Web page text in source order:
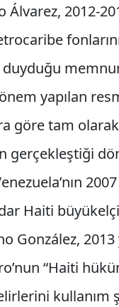
Álvarez, 2012-
yapılan
göre tam
gerçekleştiği
Haiti
González, 2013
“Haiti
kullanım